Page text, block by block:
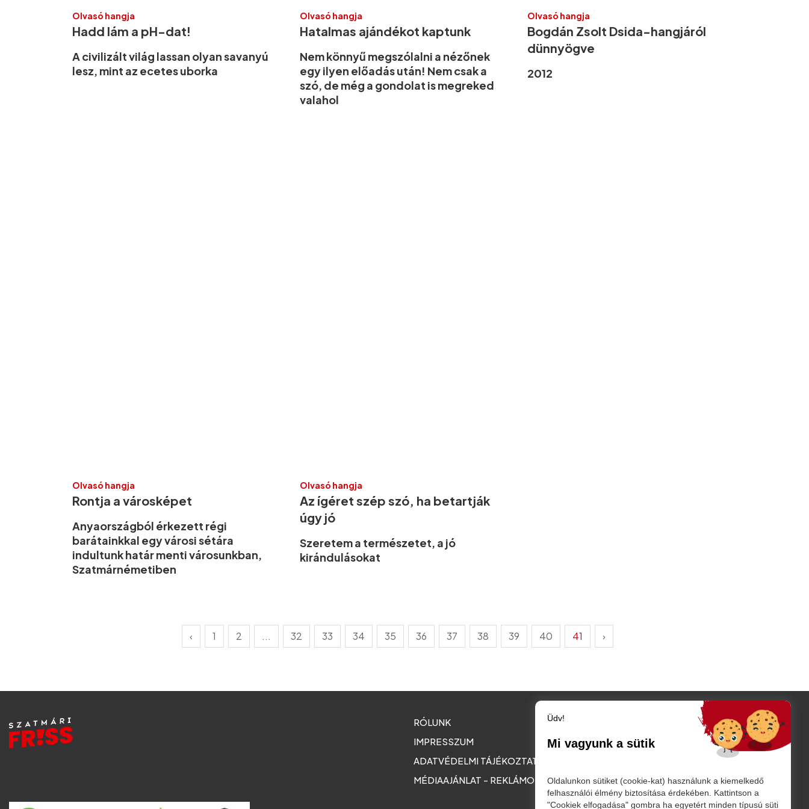
Olvasó hangja
Hadd lám a pH-dat!
A civilizált világ lassan olyan savanyú
lesz, mint az ecetes uborka
Olvasó hangja
Hatalmas ajándékot kaptunk
Nem könnyű megszólalni a nézőnek
egy ilyen előadás után! Nem csak a
szó, de még a gondolat is megreked
valahol
Olvasó hangja
Bogdán Zsolt Dsida-hangjáról
dünnyögve
2012
Olvasó hangja
Rontja a városképet
Anyaországból érkezett régi
barátainkkal egy városi sétára
indultunk határ menti városunkban,
Szatmárnémetiben
Olvasó hangja
Az ígéret szép szó, ha betartják
úgy jó
Szeretem a természetet, a jó
kirándulásokat
‹ 1 2 ... 32 33 34 35 36 37 38 39 40 41 ›
Szatmár megye
Szatmárnémeti
Nagykároly
Belföld
Külföld
Sport
RÓLUNK
IMPRESSZUM
ADATVÉDELMI TÁJÉKOZTATÓ
MÉDIAAJÁNLAT - REKLÁMOK
Üdv!
Mi vagyunk a sütik
Oldalunkon sütiket (cookie-kat) használunk a kiemelkedő
felhasználói élmény biztosítása érdekében. Kattintson a
"Cookiek elfogadása" gombra ha egyetért minden típusú süti